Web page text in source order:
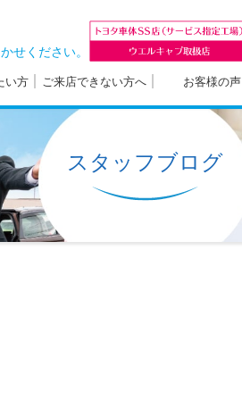
せください。
い方 ご来店できない方へ お客様の声
スタッフブログ